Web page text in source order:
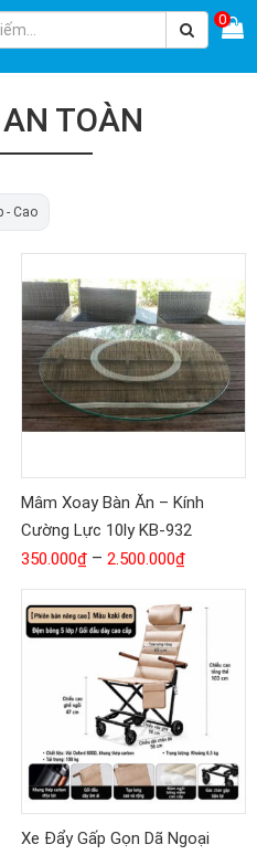
0
TOÀN
- Cao
Mâm Xoay Bàn Ăn – Kính
Cường Lực 10ly KB-932
350.000₫ – 2.500.000₫
Xe Đẩy Gấp Gọn Dã Ngoại